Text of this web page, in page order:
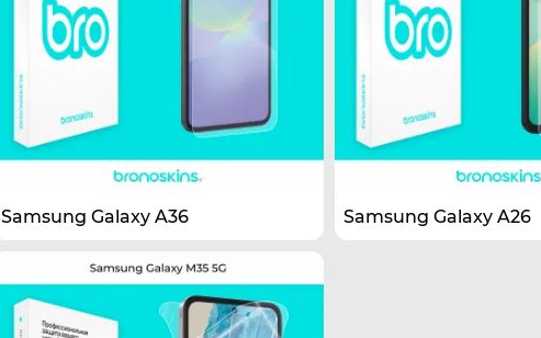
Samsung Galaxy A36 Samsung Galaxy A26